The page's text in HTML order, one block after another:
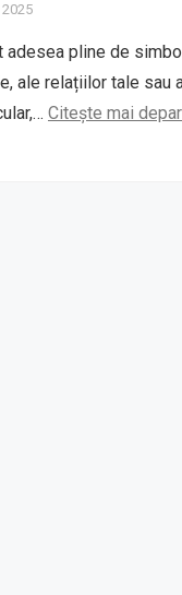
adesea pline de
ale relațiilor tale sau
Citește mai